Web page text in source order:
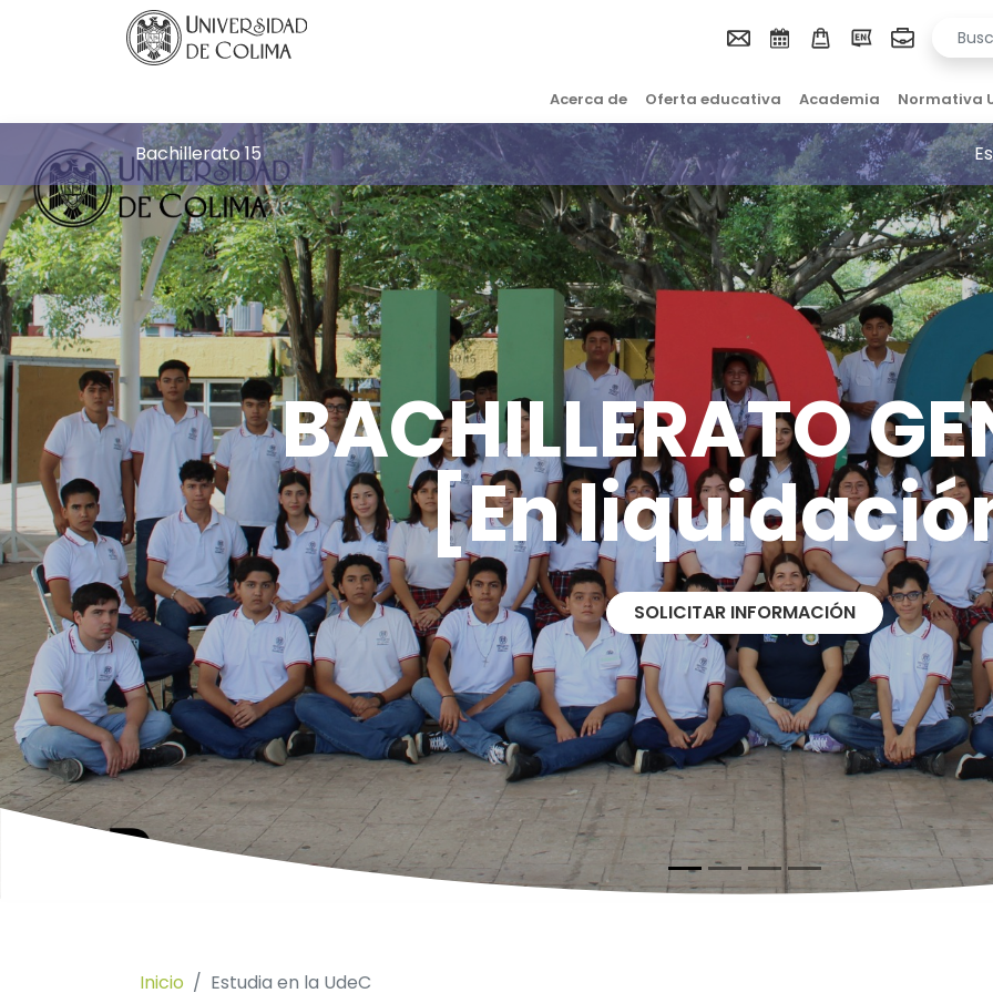
Acerca de Oferta educativa Academia Normativa
Bachillerato 15
BACHILLERATO
[En
SOLICITAR INFORMACIÓN
Inicio Estudia en la UdeC